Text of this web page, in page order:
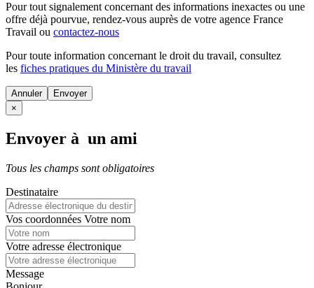
Pour tout signalement concernant des informations inexactes ou une
offre déjà pourvue, rendez-vous auprès de votre agence France
Travail ou contactez-nous
Pour toute information concernant le droit du travail, consultez
les fiches pratiques du Ministère du travail
Annuler
×
Envoyer à un ami
Tous les champs sont obligatoires
Destinataire
Vos coordonnées Votre nom
Votre adresse électronique
Message